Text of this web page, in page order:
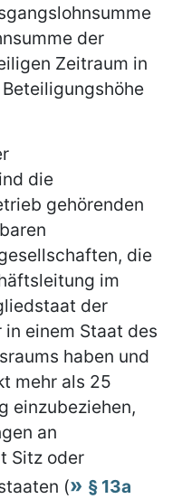
der
Zeitraum in
die
gehörenden
die
im
der
in einem Staat des
haben und
mehr als 25
einzubeziehen,
an
Sitz oder
(
§ 13a